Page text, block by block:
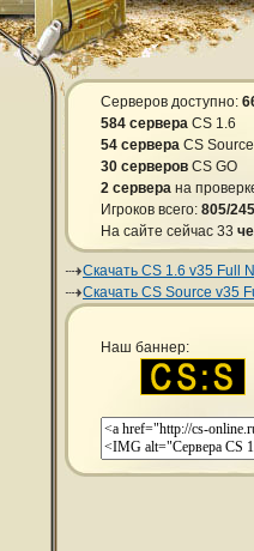
Серверов доступно:
584 сервера CS 1.6
54 сервера CS Source
30 серверов CS GO
2 сервера на
Игроков всего: 805/
На сайте сейчас 33
Скачать CS 1.6 v35 Full
Скачать CS Source v35
Наш баннер: